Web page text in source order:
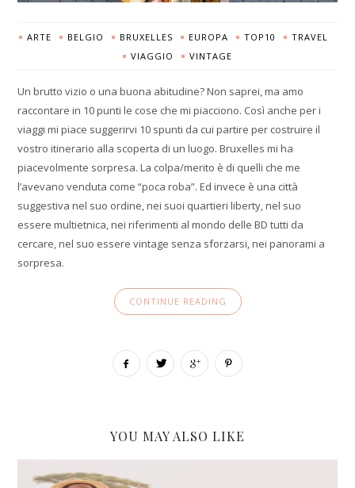
ARTE BELGIO BRUXELLES EUROPA TOP10
TRAVEL
VIAGGIO
VINTAGE
Un brutto vizio o una buona abitudine? Non saprei, ma amo
raccontare in 10 punti le cose che mi piacciono. Così anche per i
viaggi mi piace suggerirvi 10 spunti da cui partire per costruire il
vostro itinerario alla scoperta di un luogo. Bruxelles mi ha
piacevolmente sorpresa. La colpa/merito è di quelli che me
l’avevano venduta come “poca roba”. Ed invece è una città
suggestiva nel suo ordine, nei suoi quartieri liberty, nel suo
essere multietnica, nei riferimenti al mondo delle BD tutti da
cercare, nel suo essere vintage senza sforzarsi, nei panorami a
sorpresa.
CONTINUE READING
YOU MAY ALSO LIKE